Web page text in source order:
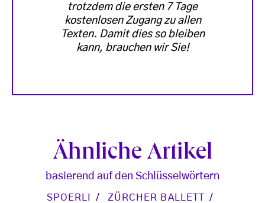
trotzdem die ersten 7 Tage
kostenlosen Zugang zu allen
Texten. Damit dies so bleiben
kann, brauchen wir Sie!
Ähnliche Artikel
basierend auf den Schlüsselwörtern
SPOERLI
ZÜRCHER BALLETT